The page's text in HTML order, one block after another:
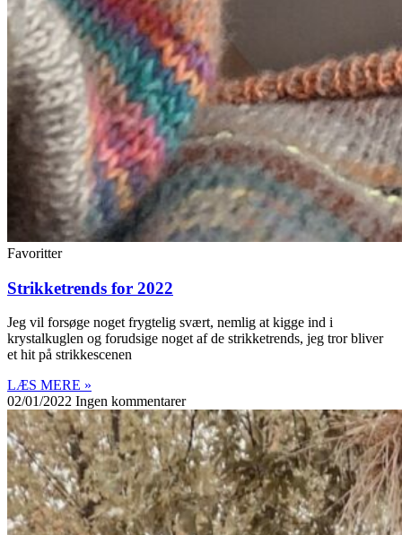
Favoritter
Strikketrends for 2022
Jeg vil forsøge noget frygtelig svært, nemlig at kigge ind i
krystalkuglen og forudsige noget af de strikketrends, jeg tror bliver
et hit på strikkescenen
LÆS MERE »
02/01/2022 Ingen kommentarer